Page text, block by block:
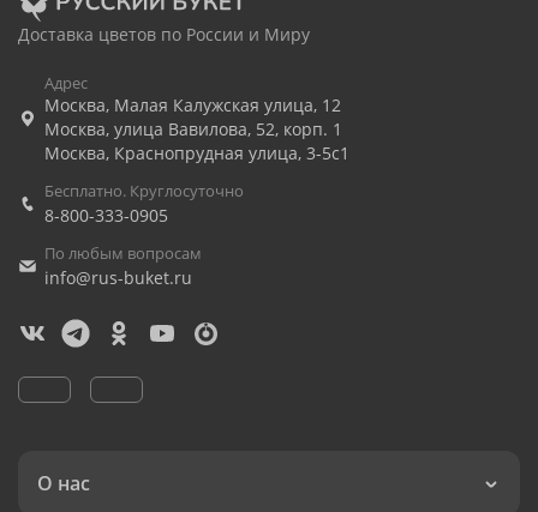
Доставка цветов по России и Миру
Адрес
Москва, Малая Калужская улица, 12
Москва, улица Вавилова, 52, корп. 1
Москва, Краснопрудная улица, 3-5с1
Бесплатно. Круглосуточно
8-800-333-0905
По любым вопросам
info@rus-buket.ru
О нас